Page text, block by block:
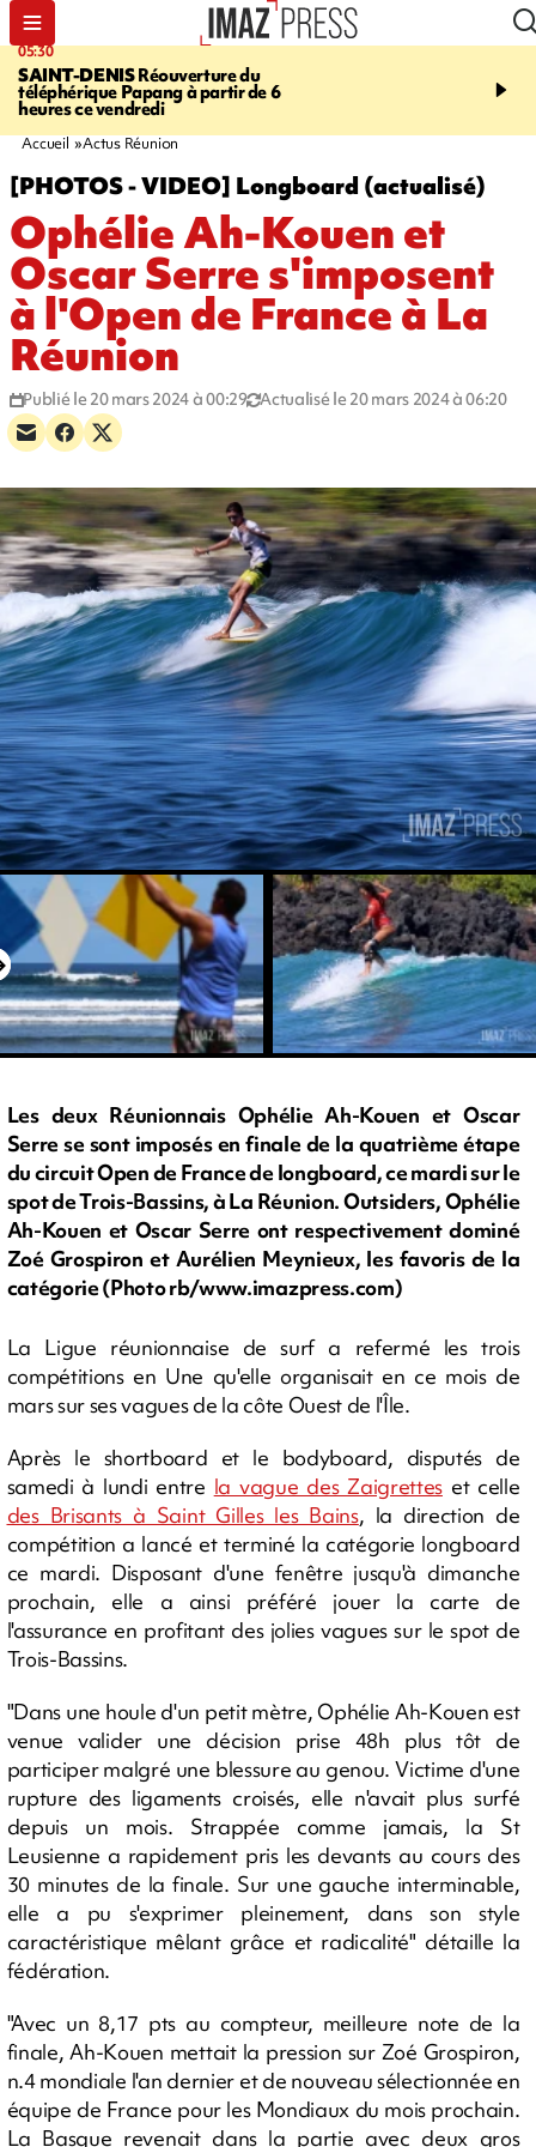
05:30
SAINT-DENISRéouverture du
téléphérique Papang à partir de 6
heures ce vendredi
05:20
infantile, Marathon de
Accueil Actus Réunion
[PHOTOS - VIDEO] Longboard (actualisé)
Ophélie Ah-Kouen et
Oscar Serre s'imposent
à l'Open de France à La
Réunion
Publié le 20 mars 2024 à 00:29 Actualisé le 20 mars 2024 à 06:20
Les deux Réunionnais Ophélie Ah-Kouen et Oscar
Serre se sont imposés en finale de la quatrième étape
du circuit Open de France de longboard, ce mardi sur le
spot de Trois-Bassins, à La Réunion. Outsiders, Ophélie
Ah-Kouen et Oscar Serre ont respectivement dominé
Zoé Grospiron et Aurélien Meynieux, les favoris de la
catégorie (Photo rb/www.imazpress.com)
La Ligue réunionnaise de surf a refermé les trois
compétitions en Une qu'elle organisait en ce mois de
mars sur ses vagues de la côte Ouest de l'Île.
Après le shortboard et le bodyboard, disputés de
samedi à lundi entre la vague des Zaigretteset celle
des Brisants à Saint Gilles les Bains, la direction de
compétition a lancé et terminé la catégorie longboard
ce mardi. Disposant d'une fenêtre jusqu'à dimanche
prochain, elle a ainsi préféré jouer la carte de
l'assurance en profitant des jolies vagues sur le spot de
Trois-Bassins.
"Dans une houle d'un petit mètre, Ophélie Ah-Kouen est
venue valider une décision prise 48h plus tôt de
participer malgré une blessure au genou. Victime d'une
rupture des ligaments croisés, elle n'avait plus surfé
depuis un mois. Strappée comme jamais, la St
Leusienne a rapidement pris les devants au cours des
30 minutes de la finale. Sur une gauche interminable,
elle a pu s'exprimer pleinement, dans son style
caractéristique mêlant grâce et radicalité" détaille la
fédération.
"Avec un 8,17 pts au compteur, meilleure note de la
finale, Ah-Kouen mettait la pression sur Zoé Grospiron,
n.4 mondiale l'an dernier et de nouveau sélectionnée en
équipe de France pour les Mondiaux du mois prochain.
La Basque revenait dans la partie avec deux gros